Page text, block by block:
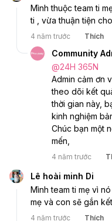
Mình thuộc team ti
ti , vừa thuận tiện
4 năm trước Thích
Community
@24H 365N
Admin cảm ơn
theo dõi kết
thời gian này,
kinh nghiệm
Chúc bạn một
mến,
4 năm trước
Lê hoài minh Di
Mình team ti mẹ vì
mẹ và con sẽ gắn
4 năm trước Thích